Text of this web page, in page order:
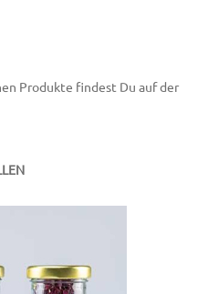
Produkte findest Du auf der